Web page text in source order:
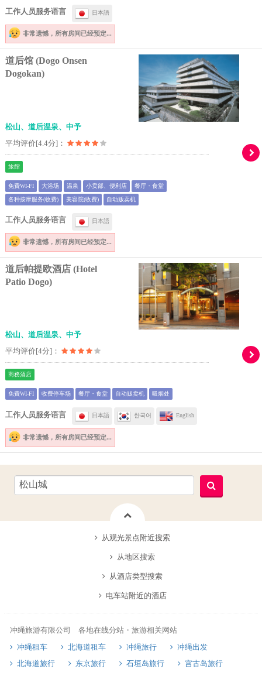
工作人员服务语言 日本語
非常遗憾， 所有房间已经预定...
道后馆 (Dogo Onsen
Dogokan)
松山、道后温泉、中予
平均评价[4.4分]：
旅館
免費WI-FI 大浴场 温泉 小卖部、便利店 餐厅・食堂
各种按摩服务(收费) 美容院(收费) 自动贩卖机
工作人员服务语言 日本語
非常遗憾， 所有房间已经预定...
道后帕提欧酒店 (Hotel
Patio Dogo)
松山、道后温泉、中予
平均评价[4分]：
商務酒店
免費WI-FI 收费停车场 餐厅・食堂 自动贩卖机 吸烟处
工作人员服务语言 日本語 한국어 English
非常遗憾， 所有房间已经预定...
从观光景点附近搜索
从地区搜索
从酒店类型搜索
电车站附近的酒店
冲绳旅游有限公司 各地在线分站・旅游相关网站
冲绳租车
北海道租车 冲绳旅行
冲绳出发
北海道旅行
东京旅行 石垣岛旅行
宫古岛旅行